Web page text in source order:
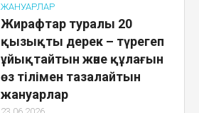
ЖАНУАРЛАР
Жирафтар туралы 20
қызықты дерек – түрегеп
ұйықтайтын және құлағын
өз тілімен тазалайтын
жануарлар